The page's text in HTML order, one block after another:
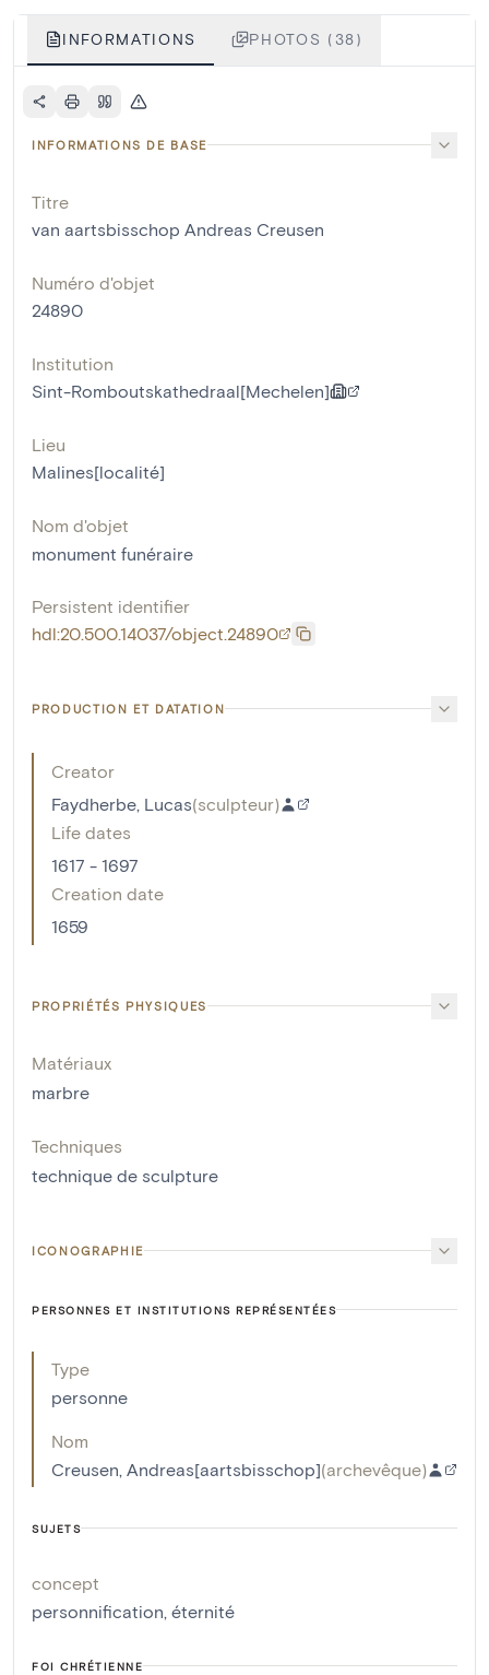
INFORMATIONS PHOTOS (38)
INFORMATIONS DE BASE
Titre
van aartsbisschop Andreas Creusen
Numéro d'objet
24890
Institution
Sint-Romboutskathedraal[Mechelen]
Lieu
Malines[localité]
Nom d'objet
monument funéraire
Persistent identifier
hdl:20.500.14037/object.24890
PRODUCTION ET DATATION
Creator
Faydherbe, Lucas(sculpteur)
Life dates
1617 - 1697
Creation date
1659
PROPRIÉTÉS PHYSIQUES
Matériaux
marbre
Techniques
technique de sculpture
ICONOGRAPHIE
PERSONNES ET INSTITUTIONS REPRÉSENTÉES
Type
personne
Nom
Creusen, Andreas[aartsbisschop](archevêque)
SUJETS
concept
personnification éternité
FOI CHRÉTIENNE